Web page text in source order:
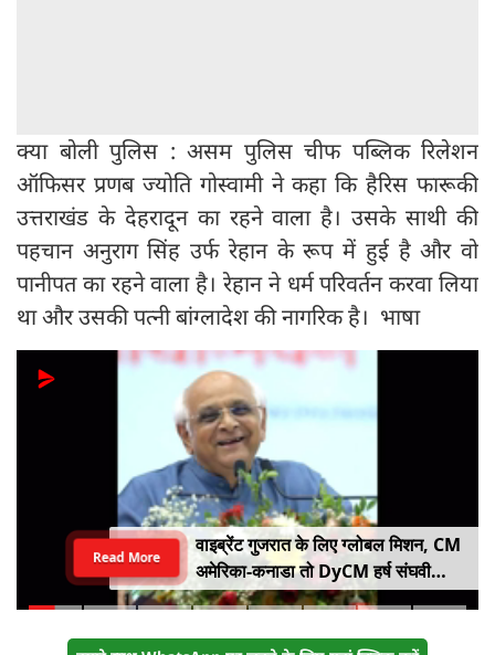
क्या बोली पुलिस : असम पुलिस चीफ पब्लिक रिलेशन
ऑफिसर प्रणब ज्योति गोस्वामी ने कहा कि हैरिस फारूकी
उत्तराखंड के देहरादून का रहने वाला है। उसके साथी की
पहचान अनुराग सिंह उर्फ रेहान के रूप में हुई है और वो
पानीपत का रहने वाला है। रेहान ने धर्म परिवर्तन करवा लिया
था और उसकी पत्नी बांग्लादेश की नागरिक है। भाषा
वाइब्रेंट गुजरात के लिए ग्लोबल मिशन, CM
अमेरिका-कनाडा तो DyCM हर्ष संघवी
संभालेंगे जापान-यूरोप का मोर्चा
Read More